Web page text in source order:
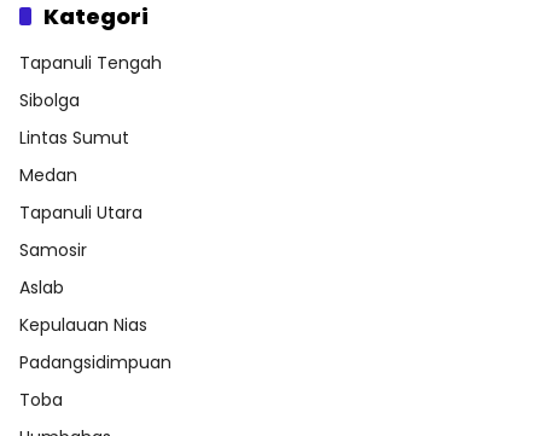
Kategori
Tapanuli Tengah
Sibolga
Lintas Sumut
Medan
Tapanuli Utara
Samosir
Aslab
Kepulauan Nias
Padangsidimpuan
Toba